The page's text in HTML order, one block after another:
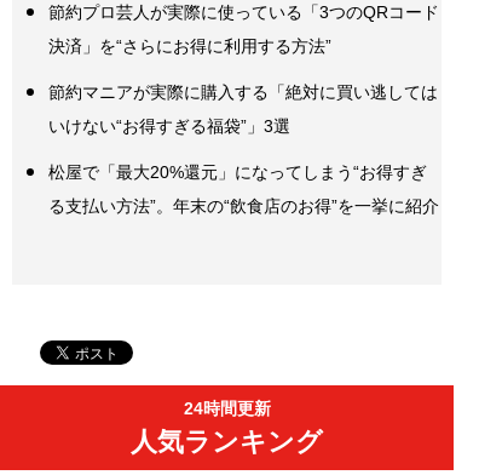
節約プロ芸人が実際に使っている「3つのQRコード
決済」を“さらにお得に利用する方法”
節約マニアが実際に購入する「絶対に買い逃しては
いけない“お得すぎる福袋”」3選
松屋で「最大20%還元」になってしまう“お得すぎ
る支払い方法”。年末の“飲食店のお得”を一挙に紹介
24時間更新
人気ランキング